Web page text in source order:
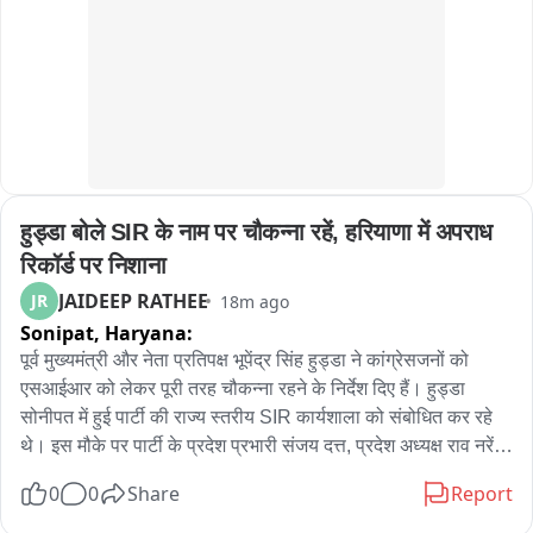
हुड्डा बोले SIR के नाम पर चौकन्ना रहें, हरियाणा में अपराध
रिकॉर्ड पर निशाना
JR JAIDEEP RATHEE 18m ago
Sonipat, Haryana:
पूर्व मुख्यमंत्री और नेता प्रतिपक्ष भूपेंद्र सिंह हुड्डा ने कांग्रेसजनों को
एसआईआर को लेकर पूरी तरह चौकन्ना रहने के निर्देश दिए हैं। हुड्डा
सोनीपत में हुई पार्टी की राज्य स्तरीय SIR कार्यशाला को संबोधित कर रहे
थे। इस मौके पर पार्टी के प्रदेश प्रभारी संजय दत्त, प्रदेश अध्यक्ष राव नरेंद्र
कार्यकर्ताओं को नए वोट बनवाने और फर्जी वोटों को कटवाने की ट्रेनिंग दी
0 0 Share Report